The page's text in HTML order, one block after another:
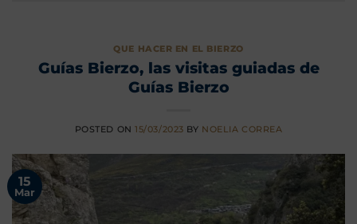
QUE HACER EN EL BIERZO
Guías Bierzo, las visitas guiadas de
Guías Bierzo
POSTED ON15/03/2023 BY NOELIA CORREA
15
Mar